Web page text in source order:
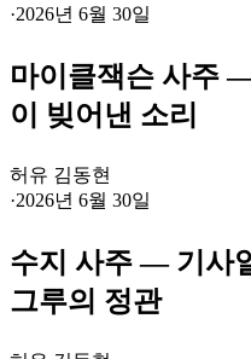
·2026년 6월 30일
마이클잭슨 사주
이 빚어낸 소리
허유 김동현
·2026년 6월 30일
수지 사주 — 기사
그루의 정관